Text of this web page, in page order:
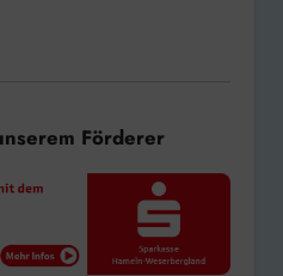
Förderer